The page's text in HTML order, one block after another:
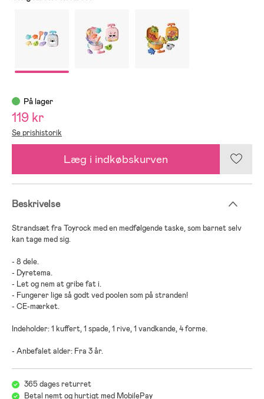
På lager
119 kr
Se prishistorik
Læg i indkøbskurven
Beskrivelse
Strandsæt fra Toyrock med en medfølgende taske, som barnet selv
kan tage med sig.
- 8 dele.
- Dyretema.
- Let og nem at gribe fat i.
- Fungerer lige så godt ved poolen som på stranden!
- CE-mærket.
Indeholder: 1 kuffert, 1 spade, 1 rive, 1 vandkande, 4 forme.
- Anbefalet alder: Fra 3 år.
365 dages returret
Betal nemt og hurtigt med MobilePay